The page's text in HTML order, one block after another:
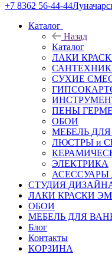
+7 8362 56-44-44
Каталог
Назад
Каталог
ЛАКИ
СУХИЕ
ПЕНЫ
ОБОИ
МЕБЕЛЬ
ЛЮСТРЫ и
ЭЛЕКТРИКА
СТУДИЯ
ЛАКИ КРАСКИ
ОБОИ
МЕБЕЛЬ ДЛЯ
Блог
Контакты
КОРЗИНА